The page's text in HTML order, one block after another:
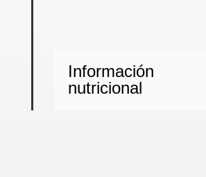
Información
nutricional